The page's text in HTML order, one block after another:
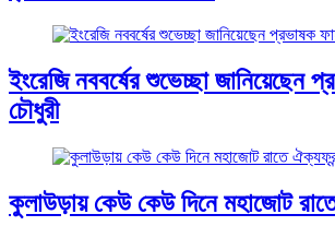
ইংরেজি নববর্ষের শুভেচ্ছা জানিয়েছেন
চৌধুরী
কুলাউড়ায় কেউ কেউ দিনে মহাজোট